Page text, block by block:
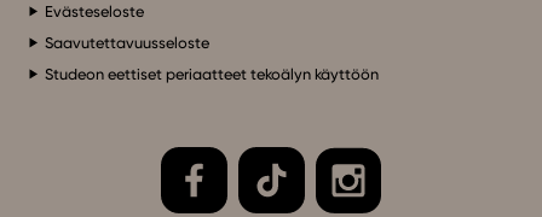
Evästeseloste
Saavutettavuusseloste
Studeon eettiset periaatteet tekoälyn käyttöön